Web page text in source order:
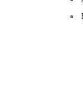
曾